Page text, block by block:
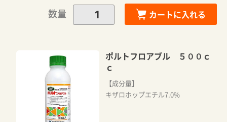
数量 カートに入れる
ポルトフロアブル ５００ｃ
ｃ
【成分量】
キザロホップエチル7.0%